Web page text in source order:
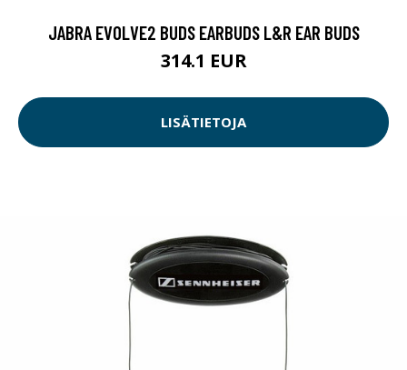
JABRA EVOLVE2 BUDS EARBUDS L&R EAR BUDS
314.1 EUR
LISÄTIETOJA